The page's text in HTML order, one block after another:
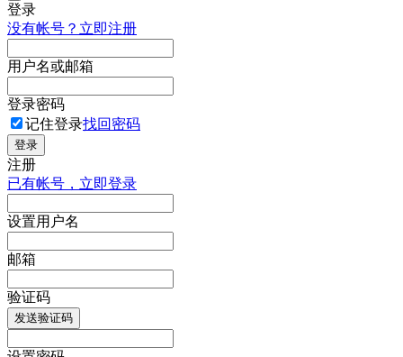
登录
没有帐号？立即注册
用户名或邮箱
登录密码
记住登录找回密码
登录
注册
已有帐号，立即登录
设置用户名
邮箱
验证码
发送验证码